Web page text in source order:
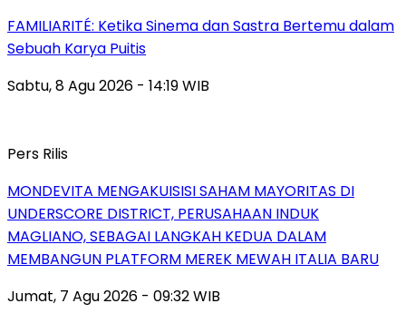
FAMILIARITÉ: Ketika Sinema dan Sastra Bertemu dalam
Sebuah Karya Puitis
Sabtu, 8 Agu 2026 - 14:19 WIB
Pers Rilis
MONDEVITA MENGAKUISISI SAHAM MAYORITAS DI
UNDERSCORE DISTRICT, PERUSAHAAN INDUK
MAGLIANO, SEBAGAI LANGKAH KEDUA DALAM
MEMBANGUN PLATFORM MEREK MEWAH ITALIA BARU
Jumat, 7 Agu 2026 - 09:32 WIB